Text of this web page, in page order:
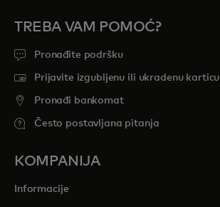
TREBA VAM POMOĆ?
Pronađite podršku
Prijavite izgubljenu ili ukradenu karticu
Pronađi bankomat
Često postavljana pitanja
KOMPANIJA
Informacije